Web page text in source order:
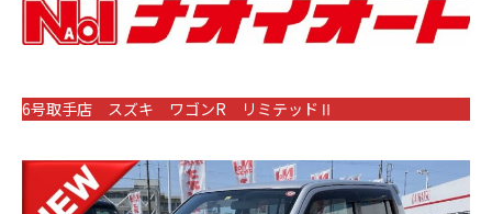
6号取手店 スズキ ワゴンR リミテッドⅡ